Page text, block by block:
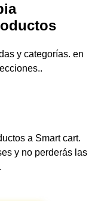
y categorías. en
a Smart cart.
y no perderás las